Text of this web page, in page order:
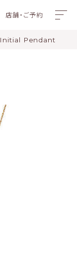
店舗・ご予約
Initial Pendant